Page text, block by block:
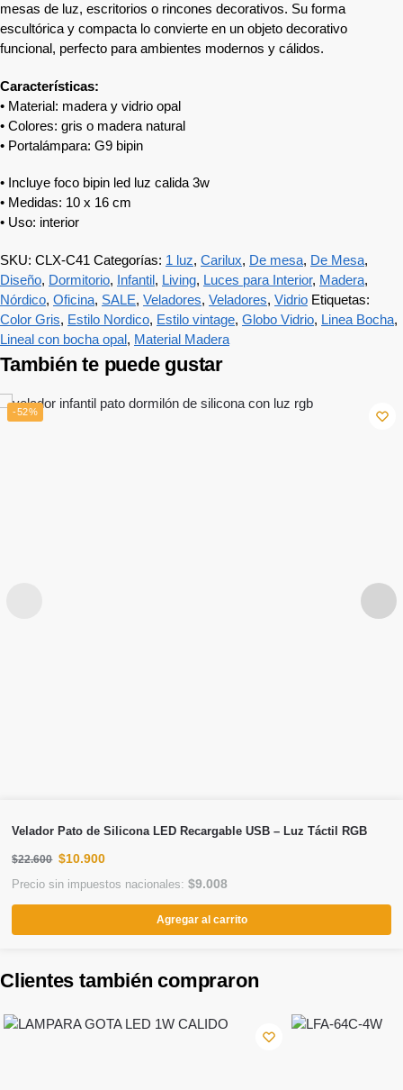
mesas de luz, escritorios o rincones decorativos. Su forma
escultórica y compacta lo convierte en un objeto decorativo
funcional, perfecto para ambientes modernos y cálidos.
Características:
• Material: madera y vidrio opal
• Colores: gris o madera natural
• Portalámpara: G9 bipin
• Incluye foco bipin led luz calida 3w
• Medidas: 10 x 16 cm
• Uso: interior
SKU: CLX-C41 Categorías: 1 luz, Carilux, De mesa, De Mesa,
Diseño, Dormitorio, Infantil, Living, Luces para Interior, Madera,
Nórdico, Oficina, SALE, Veladores, Veladores, Vidrio Etiquetas:
Color Gris, Estilo Nordico, Estilo vintage, Globo Vidrio, Linea Bocha,
Lineal con bocha opal, Material Madera
También te puede gustar
-52%
Velador Pato de Silicona LED Recargable USB – Luz Táctil RGB
$22.600 $10.900
Precio sin impuestos nacionales:$9.008
Agregar al carrito
Clientes también compraron